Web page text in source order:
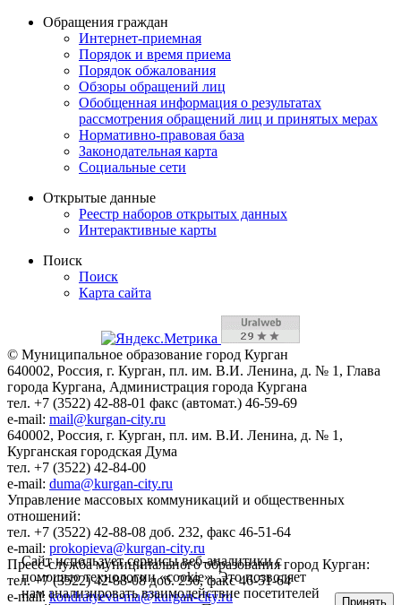
Обращения граждан
Интернет-приемная
Порядок и время приема
Порядок обжалования
Обзоры обращений лиц
Обобщенная информация о результатах
рассмотрения обращений лиц и принятых мерах
Нормативно-правовая база
Законодательная карта
Социальные сети
Открытые данные
Реестр наборов открытых данных
Интерактивные карты
Поиск
Поиск
Карта сайта
© Муниципальное образование город Курган
640002, Россия, г. Курган, пл. им. В.И. Ленина, д. № 1, Глава
города Кургана, Администрация города Кургана
тел. +7 (3522) 42-88-01 факс (автомат.) 46-59-69
e-mail: mail@kurgan-city.ru
640002, Россия, г. Курган, пл. им. В.И. Ленина, д. № 1,
Курганская городская Дума
тел. +7 (3522) 42-84-00
e-mail: duma@kurgan-city.ru
Управление массовых коммуникаций и общественных
отношений:
тел. +7 (3522) 42-88-08 доб. 232, факс 46-51-64
e-mail: prokopieva@kurgan-city.ru
Пресс-служба муниципального образования город Курган:
тел. +7 (3522) 42-88-08 доб. 236, факс 46-51-64
e-mail:kondratyeva-ma@kurgan-city.ru
Сайт использует сервисы веб-аналитики с
помощью технологии «cookie». Это позволяет
нам анализировать взаимодействие посетителей
Принять